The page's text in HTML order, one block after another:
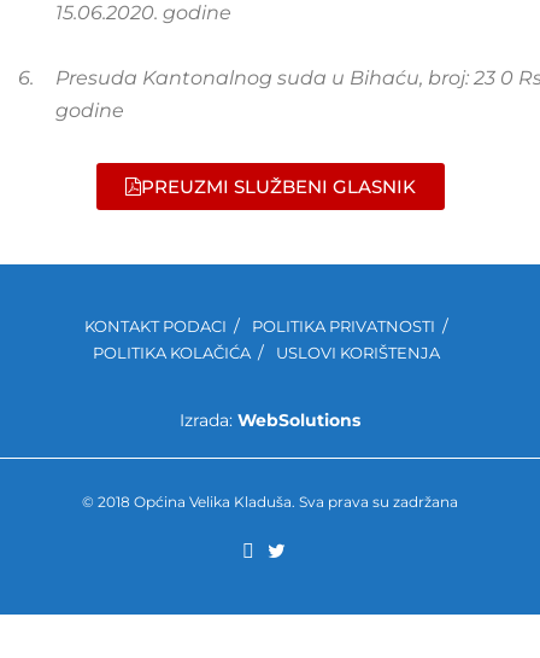
15.06.2020. godine
6.
Presuda Kantonalnog suda u Bihaću, broj: 23 0 Rs
godine
PREUZMI SLUŽBENI GLASNIK
KONTAKT PODACI
POLITIKA PRIVATNOSTI
POLITIKA KOLAČIĆA
USLOVI KORIŠTENJA
Izrada: WebSolutions
© 2018 Općina Velika Kladuša. Sva prava su zadržana